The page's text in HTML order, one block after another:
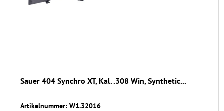
Sauer 404 Synchro XT, Kal. .308 Win, Synthetic...
Artikelnummer: W1.32016